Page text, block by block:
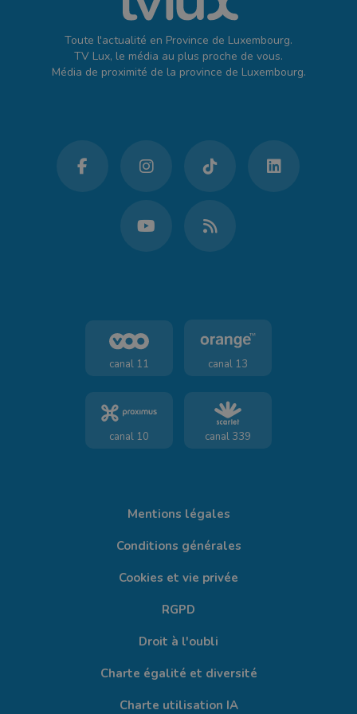
Toute l'actualité en Province de Luxembourg.
TV Lux, le média au plus proche de vous.
Média de proximité de la province de Luxembourg.
canal 11 canal 13
canal 10 canal 339
Mentions légales
Conditions générales
Cookies et vie privée
RGPD
Droit à l'oubli
Charte égalité et diversité
Charte utilisation IA